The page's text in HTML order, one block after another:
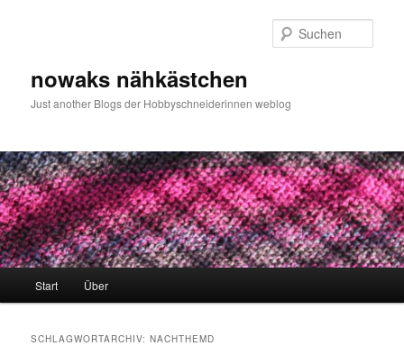
nowaks nähkästchen
Just another Blogs der Hobbyschneiderinnen weblog
Start Über
SCHLAGWORTARCHIV:NACHTHEMD